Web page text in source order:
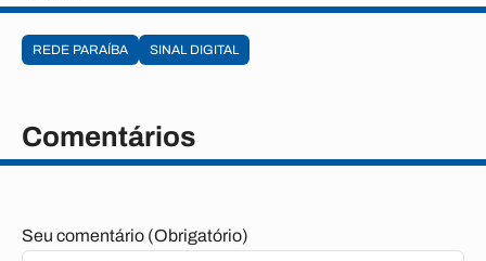
REDE PARAÍBA SINAL DIGITAL
Comentários
Seu comentário (Obrigatório)